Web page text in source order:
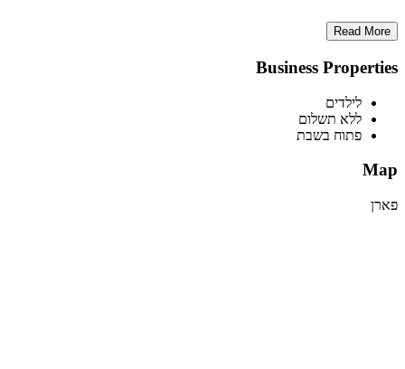
Read More
Business Properties
לילדים
ללא תשלום
פתוח בשבת
Map
פארן